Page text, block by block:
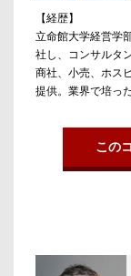
ブ）
・外資投資銀行
・外資投資銀行
【経歴】
立命館大学経営学
社し、コンサルタ
商社、小売、ホス
提供。業界で培っ
【担当領域／実績】
コンサルティング
界への転職、ポス
この